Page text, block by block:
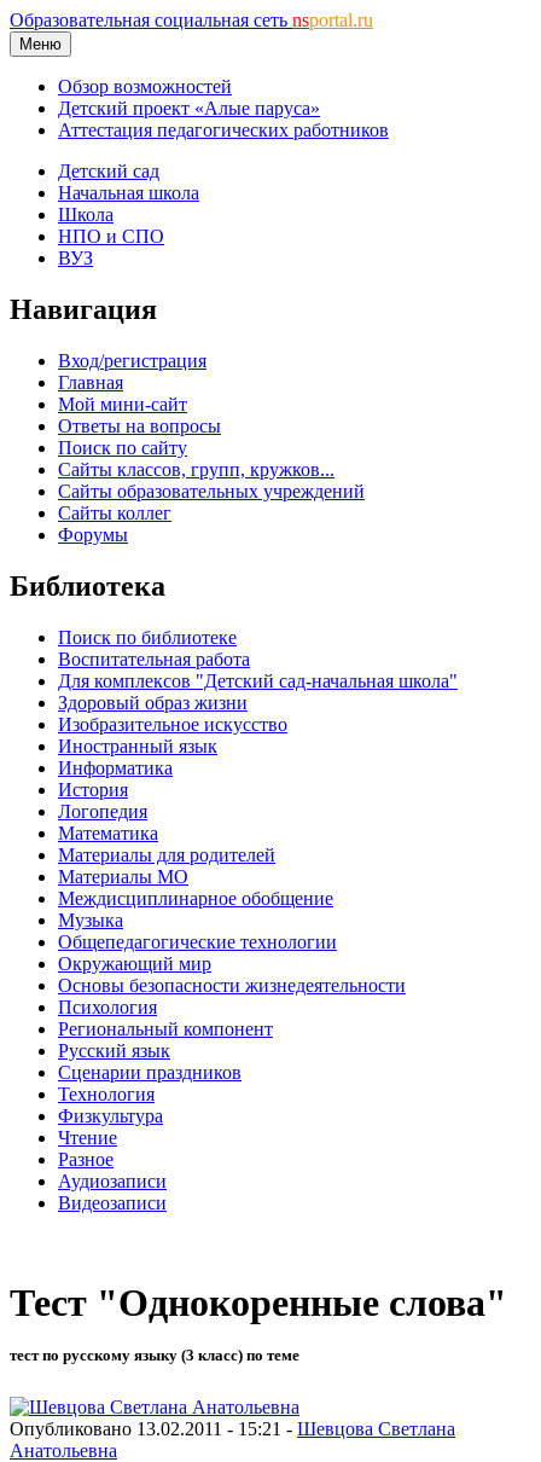
Образовательная социальная сеть nsportal.ru
Меню
Обзор возможностей
Детский проект «Алые паруса»
Аттестация педагогических работников
Детский сад
Начальная школа
Школа
НПО и СПО
ВУЗ
Навигация
Вход/регистрация
Главная
Мой мини-сайт
Ответы на вопросы
Поиск по сайту
Сайты классов, групп, кружков...
Сайты образовательных учреждений
Сайты коллег
Форумы
Библиотека
Поиск по библиотеке
Воспитательная работа
Для комплексов "Детский сад-начальная школа"
Здоровый образ жизни
Изобразительное искусство
Иностранный язык
Информатика
История
Логопедия
Математика
Материалы для родителей
Материалы МО
Междисциплинарное обобщение
Музыка
Общепедагогические технологии
Окружающий мир
Основы безопасности жизнедеятельности
Психология
Региональный компонент
Русский язык
Сценарии праздников
Технология
Физкультура
Чтение
Разное
Аудиозаписи
Видеозаписи
Тест "Однокоренные слова"
тест по русскому языку (3 класс) по теме
Опубликовано 13.02.2011 - 15:21 - Шевцова Светлана
Анатольевна